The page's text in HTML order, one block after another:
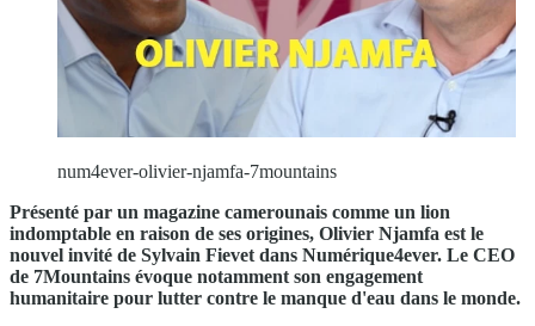
num4ever-olivier-njamfa-7mountains
Présenté par un magazine camerounais comme un lion
indomptable en raison de ses origines, Olivier Njamfa est le
nouvel invité de Sylvain Fievet dans Numérique4ever. Le CEO
de 7Mountains évoque notamment son engagement
humanitaire pour lutter contre le manque d'eau dans le monde.